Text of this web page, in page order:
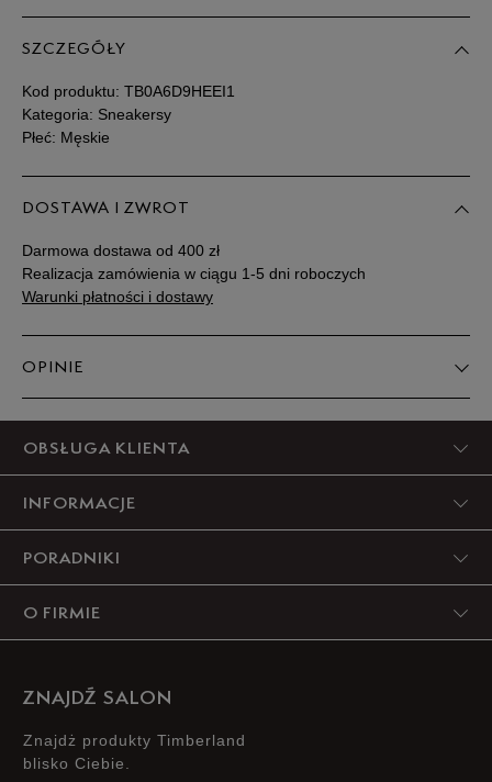
SZCZEGÓŁY
Kod produktu: TB0A6D9HEEI1
Kategoria: Sneakersy
Płeć: Męskie
DOSTAWA I ZWROT
Darmowa dostawa od 400 zł
Realizacja zamówienia w ciągu 1-5 dni roboczych
Warunki płatności i dostawy
OPINIE
5
4
3
2
OBSŁUGA KLIENTA
INFORMACJE
PORADNIKI
O FIRMIE
ZNAJDŹ SALON
Znajdż produkty Timberland
blisko Ciebie.